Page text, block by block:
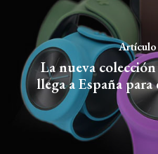
La nueva
llega a España